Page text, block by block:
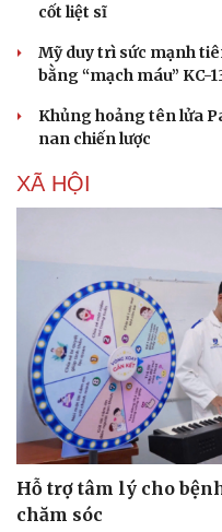
Dinh dưỡng - món ngon
Cây thuốc
Sản phụ khoa
Nhi khoa
Ăn sạch sống khỏe
cốt liệt sĩ
Mỹ duy trì sức mạnh
bằng “mạch máu” KC-
Khủng hoảng tên lửa
nan chiến lược
XÃ HỘI
Hỗ trợ tâm lý cho
chăm sóc